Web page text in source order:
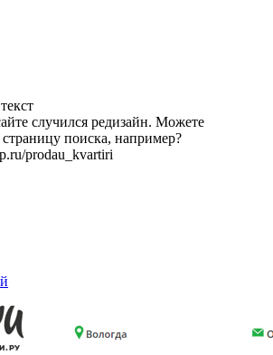
случился редизайн. Можете
поиска, например?
prodau_kvartiri